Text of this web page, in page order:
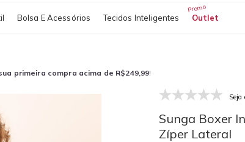
Bolsa E Acessórios Outlet
Tecidos Inteligentes
primeira compra acima de R$249,99!
Seja
Sunga Boxer
Zíper Lateral